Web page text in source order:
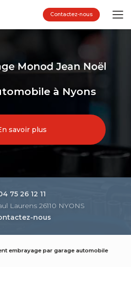
Contactez-nous
à Nyons
savoir plus
75 26 12 11
Laurens 26110 NYONS
nous
embrayage par garage automobile